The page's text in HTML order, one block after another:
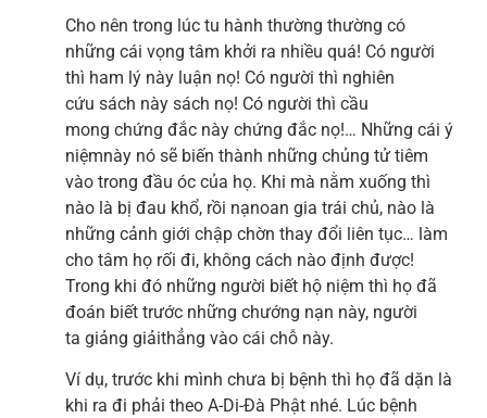
Cho nên trong lúc tu hành thường thường có
những cái vọng tâm khởi ra nhiều quá! Có người
thì ham lý này luận nọ! Có người thì nghiên
cứu sách này sách nọ! Có người thì cầu
mong chứng đắc này chứng đắc nọ!… Những cái ý
niệmnày nó sẽ biến thành những chủng tử tiêm
vào trong đầu óc của họ. Khi mà nằm xuống thì
nào là bị đau khổ, rồi nạnoan gia trái chủ, nào là
những cảnh giới chập chờn thay đổi liên tục… làm
cho tâm họ rối đi, không cách nào định được!
Trong khi đó những người biết hộ niệm thì họ đã
đoán biết trước những chướng nạn này, người
ta giảng giảithẳng vào cái chỗ này.
Ví dụ, trước khi mình chưa bị bệnh thì họ đã dặn là
khi ra đi phải theo A-Di-Đà Phật nhé. Lúc bệnh